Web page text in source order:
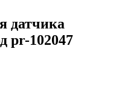
датчика
pr-102047